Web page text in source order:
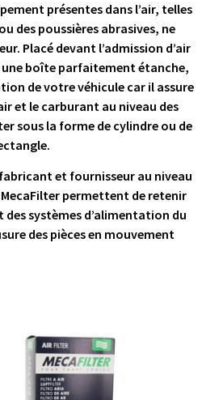
présentes dans l’air, telles
des poussières abrasives, ne
Placé devant l’admission d’air
boîte parfaitement étanche,
de votre véhicule car il assure
et le carburant au niveau des
sous la forme de cylindre ou de
et fournisseur au niveau
permettent de retenir
systèmes d’alimentation du
des pièces en mouvement